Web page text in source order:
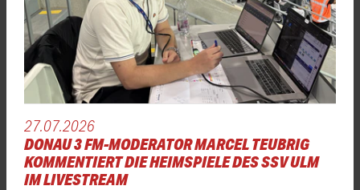
27.07.2026
DONAU 3 FM-MODERATOR MARCEL TEUBRIG
KOMMENTIERT DIE HEIMSPIELE DES SSV ULM
IM LIVESTREAM